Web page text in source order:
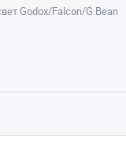
Godox/Falcon/G.Bean